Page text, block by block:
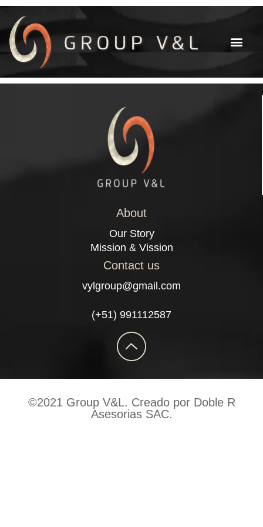
About
Our Story
Mission & Vission
Contact us
vylgroup@gmail.com
(+51) 991112587
©2021 Group V&L. Creado por Doble R
Asesorias SAC.